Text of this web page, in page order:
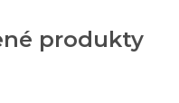
produkty